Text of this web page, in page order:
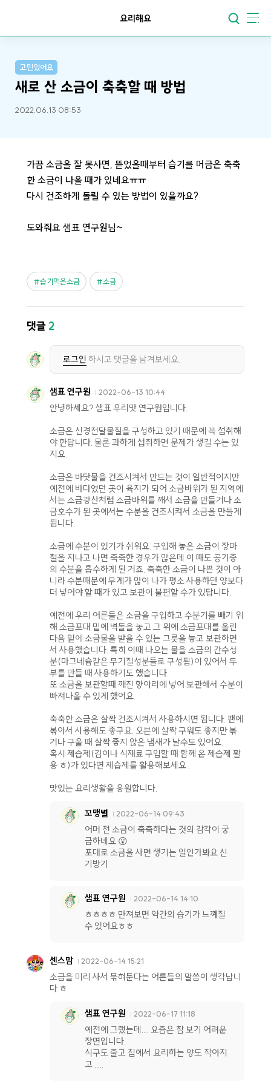
요리해요
고민있어요
새로 산 소금이 축축할 때 방법
2022.06.13 08:53
가끔 소금을 잘 못사면, 뜯었을때부터 습기를 머금은 축축
한 소금이 나올 때가 있네요ㅠㅠ
다시 건조하게 돌릴 수 있는 방법이 있을까요?
도와줘요 샘표 연구원님~
습기먹은소금 소금
댓글2
로그인 하시고 댓글을 남겨보세요.
샘표 연구원 2022-06-13 10:44
안녕하세요? 샘표 우리맛 연구원입니다.
소금은 신경전달물질을 구성하고 있기 때문에 꼭 섭취해
야 한답니다. 물론 과하게 섭취하면 문제가 생길 수는 있
지요.
소금은 바닷물을 건조시켜서 만드는 것이 일반적이지만
예전에 바다였던 곳이 육지가 되어 소금바위가 된 지역에
서는 소금광산처럼 소금바위를 깨서 소금을 만들거나 소
금호수가 된 곳에서는 수분을 건조시켜서 소금을 만들게
됩니다.
소금에 수분이 있기가 쉬워요. 구입해 놓은 소금이 장마
철을 지나고 나면 축축한 경우가 많은데 이 때도 공기중
의 수분을 흡수하게 된 거죠. 축축한 소금이 나쁜 것이 아
니라 수분때문에 무게가 많이 나가 평소 사용하던 양보다
더 넣어야 할 때가 있고 보관이 불편할 수가 있답니다.
예전에 우리 어른들은 소금을 구입하고 수분기를 빼기 위
해 소금포대 밑에 벽돌을 놓고 그 위에 소금포대를 올린
다음 밑에 소금물을 받을 수 있는 그릇을 놓고 보관하면
서 사용했습니다. 특히 이때 나오는 물을 소금의 간수성
분(마그네슘같은 무기질성분들로 구성됨)이 있어서 두
부를 만들 때 사용하기도 했습니다.
또 소금을 보관할때 깨진 항아리에 넣어 보관해서 수분이
빠져나올 수 있게 했어요.
축축한 소금은 살짝 건조시켜서 사용하시면 됩니다. 팬에
볶아서 사용해도 좋구요. 오븐에 살짝 구워도 좋지만 볶
거나 구울 때 살짝 좋지 않은 냄새가 날수도 있어요.
혹시 제습제(김이나 식재료 구입할 때 함께 온 제습제 활
용 ㅎ)가 있다면 제습제를 활용해보세요 .
맛있는 요리생활을 응원합니다.
꼬맹별 2022-06-14 09:43
어머 전 소금이 축축하다는 것의 감각이 궁
금하네요 😮
포대로 소금을 사면 생기는 일인가봐요 신
기방기
샘표 연구원 2022-06-14 14:10
ㅎㅎㅎㅎ 만져보면 약간의 습기가 느껴질
수 있어요ㅎㅎ
센스맘 2022-06-14 15:21
소금을 미리 사서 묶혀둔다는 어른들의 말씀이 생각납니
다 ㅎ
샘표 연구원 2022-06-17 11:18
예전에 그랬는데.... 요즘은 참 보기 어려운
장면입니다.
식구도 줄고 집에서 요리하는 양도 작아지
고 .....